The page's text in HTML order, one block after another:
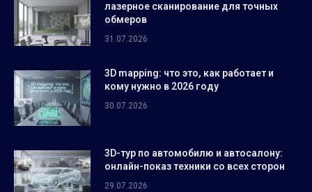
лазерное сканирование для точных
обмеров
31.07.2026
3D mapping: что это, как работает и
кому нужно в 2026 году
30.07.2026
3D-тур по автомобилю и автосалону:
онлайн-показ техники со всех сторон
29.07.2026